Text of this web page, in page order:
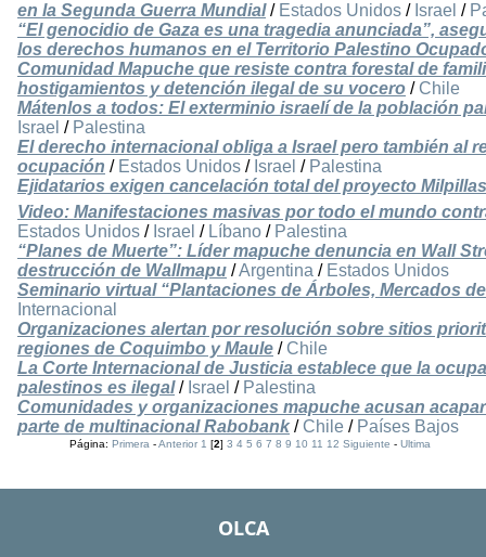
en la Segunda Guerra Mundial/ Estados Unidos / Israel /
“El genocidio de Gaza es una tragedia anunciada”,
los derechos humanos en el Territorio Palestino
Comunidad Mapuche que resiste contra forestal de
hostigamientos y detención ilegal de su vocero / Chile
Mátenlos a todos: El exterminio israelí de la población
Israel / Palestina
El derecho internacional obliga a Israel pero también al
ocupación / Estados Unidos / Israel / Palestina
Ejidatarios exigen cancelación total del proyecto Milpillas
Video: Manifestaciones masivas por todo el mundo
Estados Unidos / Israel / Líbano / Palestina
“Planes de Muerte”: Líder mapuche denuncia en Wall
destrucción de Wallmapu /Argentina / Estados Unidos
Seminario virtual “Plantaciones de Árboles, Mercados
Internacional
Organizaciones alertan por resolución sobre sitios
regiones de Coquimbo y Maule / Chile
La Corte Internacional de Justicia establece que la
palestinos es ilegal/ Israel / Palestina
Comunidades y organizaciones mapuche acusan
parte de multinacional Rabobank / Chile / Países Bajos
Página:Primera -Anterior 1 [2]3 4 5 6 7 8 9 10 11 12 Siguiente -Ultima
OLCA